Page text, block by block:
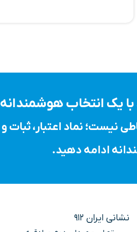
یک انتخاب هوشمندانه
نشانی ایران 912